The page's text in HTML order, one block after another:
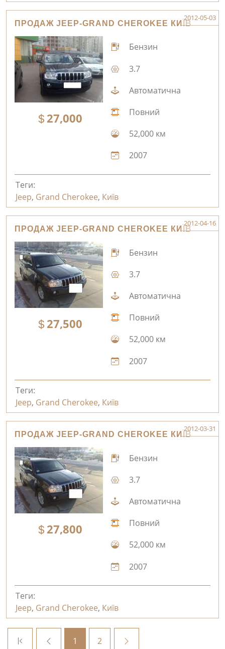
ПРОДАЖ JEEP-GRAND CHEROKEE КИЇВ
2012-05-03
27,000
Бензин
3.7
Автоматична
Повний
52,000 км
2007
Теги:
Jeep, Grand Cherokee, Київ
ПРОДАЖ JEEP-GRAND CHEROKEE КИЇВ
2012-04-16
27,500
Бензин
3.7
Автоматична
Повний
52,000 км
2007
Теги:
Jeep, Grand Cherokee, Київ
ПРОДАЖ JEEP-GRAND CHEROKEE КИЇВ
2012-03-31
27,800
Бензин
3.7
Автоматична
Повний
52,000 км
2007
Теги:
Jeep, Grand Cherokee, Київ
1 2